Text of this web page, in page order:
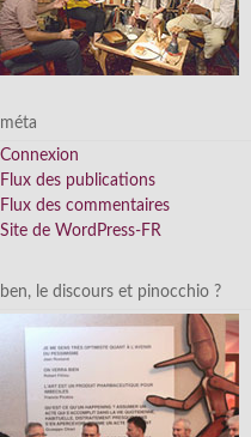
méta
Connexion
Flux des publications
Flux des commentaires
Site de WordPress-FR
ben, le discours et pinocchio ?